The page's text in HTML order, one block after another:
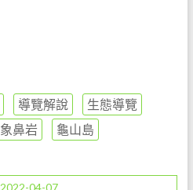
導覽解說
生態導覽
象鼻岩 龜山島